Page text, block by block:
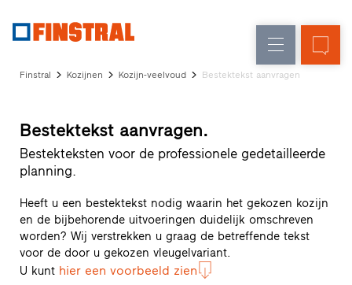
Glasgevels
Showroom
Heeze
Showroom
Showroom
Apeldoorn
Snelle
toegang
Finstral Kozijnen Kozijn-veelvoud Bestektekst aanvragen
Bestektekst aanvragen.
Bestekteksten voor de professionele gedetailleerde
planning.
Heeft u een bestektekst nodig waarin het gekozen kozijn
en de bijbehorende uitvoeringen duidelijk omschreven
worden? Wij verstrekken u graag de betreffende tekst
voor de door u gekozen vleugelvariant.
U kunt hier een voorbeeld zien